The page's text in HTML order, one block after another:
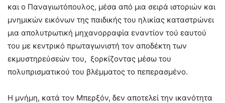
και ο Παναγιωτόπουλος, μέσα από μια σειρά ιστοριών και
μνημικών εικόνων της παιδικής του ηλικίας καταστρώνει
μια απολυτρωτική μηχανορραφία εναντίον τού εαυτού
του με κεντρικό πρωταγωνιστή τον αποδέκτη των
εκμυστηρεύσεών του, ξορκίζοντας μέσω του
πολυπρισματικού του βλέμματος το πεπερασμένο.
Η μνήμη, κατά τον Μπερξόν, δεν αποτελεί την ικανότητα